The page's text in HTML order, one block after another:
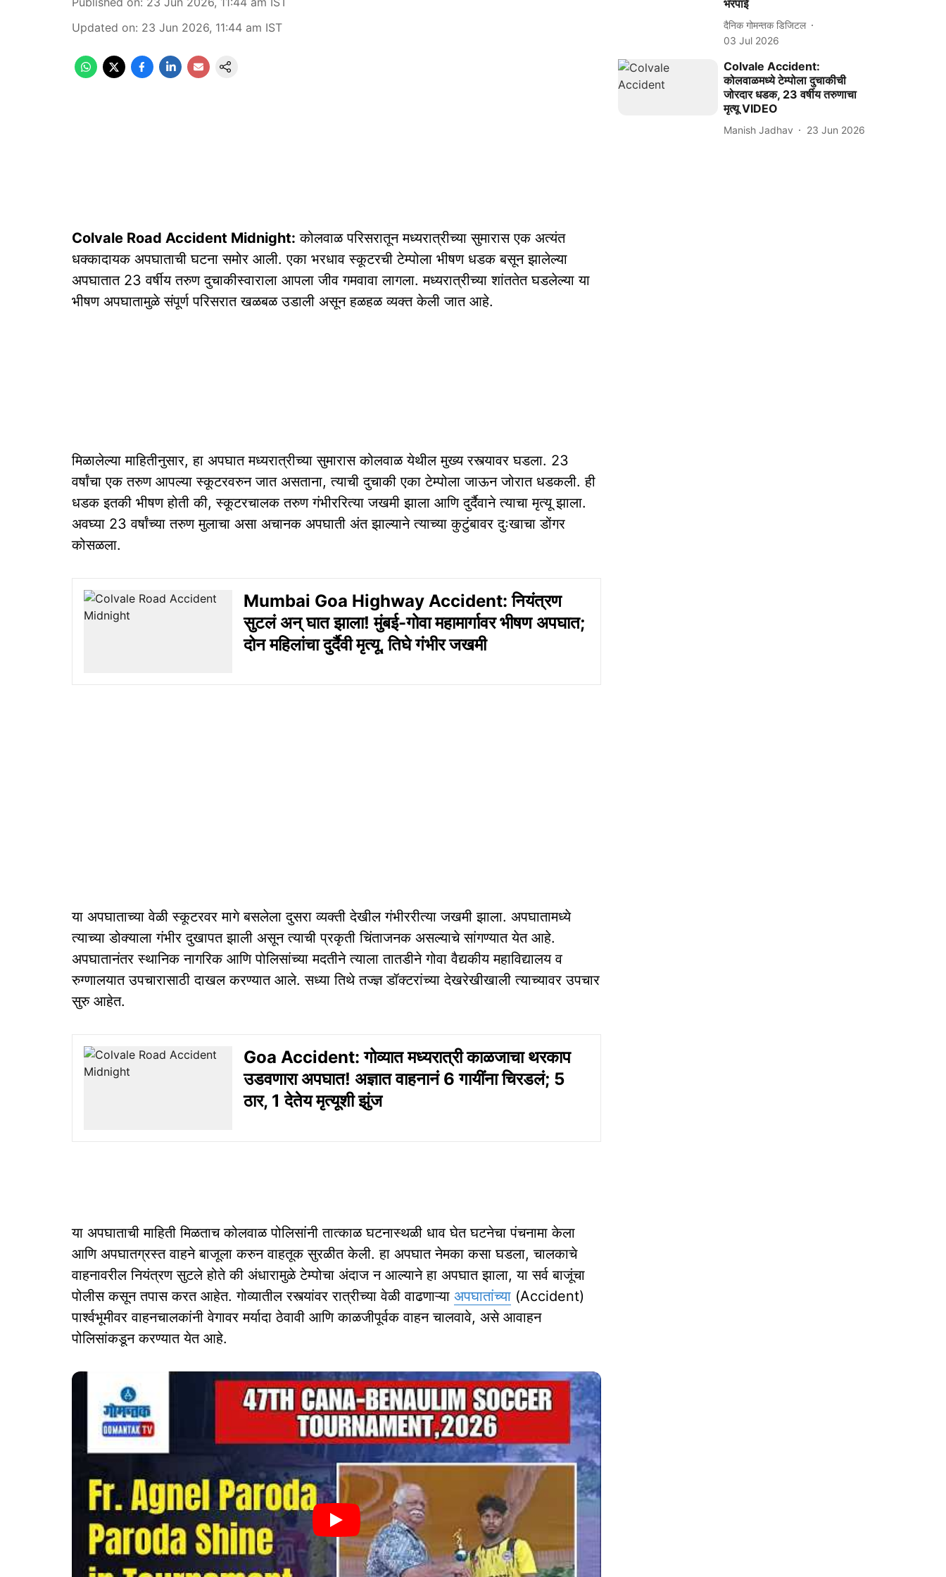
Updated on: 23 Jun 2026, 11:44 am IST
Colvale Road Accident Midnight: कोलवाळ परिसरातून मध्यरात्रीच्या सुमारास एक अत्यंत
धक्कादायक अपघाताची घटना समोर आली. एका भरधाव स्कूटरची टेम्पोला भीषण धडक बसून झालेल्या
अपघातात 23 वर्षीय तरुण दुचाकीस्वाराला आपला जीव गमवावा लागला. मध्यरात्रीच्या शांततेत घडलेल्या या
भीषण अपघातामुळे संपूर्ण परिसरात खळबळ उडाली असून हळहळ व्यक्त केली जात आहे.
मिळालेल्या माहितीनुसार, हा अपघात मध्यरात्रीच्या सुमारास कोलवाळ येथील मुख्य रस्त्यावर घडला. 23
वर्षांचा एक तरुण आपल्या स्कूटरवरुन जात असताना, त्याची दुचाकी एका टेम्पोला जाऊन जोरात धडकली. ही
धडक इतकी भीषण होती की, स्कूटरचालक तरुण गंभीररित्या जखमी झाला आणि दुर्दैवाने त्याचा मृत्यू झाला.
अवघ्या 23 वर्षांच्या तरुण मुलाचा असा अचानक अपघाती अंत झाल्याने त्याच्या कुटुंबावर दुःखाचा डोंगर
कोसळला.
Mumbai Goa Highway Accident: नियंत्रण
सुटलं अन् घात झाला! मुंबई-गोवा महामार्गावर भीषण अपघात;
दोन महिलांचा दुर्दैवी मृत्यू, तिघे गंभीर जखमी
या अपघाताच्या वेळी स्कूटरवर मागे बसलेला दुसरा व्यक्ती देखील गंभीररीत्या जखमी झाला. अपघातामध्ये
त्याच्या डोक्याला गंभीर दुखापत झाली असून त्याची प्रकृती चिंताजनक असल्याचे सांगण्यात येत आहे.
अपघातानंतर स्थानिक नागरिक आणि पोलिसांच्या मदतीने त्याला तातडीने गोवा वैद्यकीय महाविद्यालय व
रुग्णालयात उपचारासाठी दाखल करण्यात आले. सध्या तिथे तज्ज्ञ डॉक्टरांच्या देखरेखीखाली त्याच्यावर उपचार
सुरु आहेत.
Goa Accident: गोव्यात मध्यरात्री काळजाचा थरकाप
उडवणारा अपघात! अज्ञात वाहनानं 6 गायींना चिरडलं; 5
ठार, 1 देतेय मृत्यूशी झुंज
या अपघाताची माहिती मिळताच कोलवाळ पोलिसांनी तात्काळ घटनास्थळी धाव घेत घटनेचा पंचनामा केला
आणि अपघातग्रस्त वाहने बाजूला करुन वाहतूक सुरळीत केली. हा अपघात नेमका कसा घडला, चालकाचे
वाहनावरील नियंत्रण सुटले होते की अंधारामुळे टेम्पोचा अंदाज न आल्याने हा अपघात झाला, या सर्व बाजूंचा
पोलीस कसून तपास करत आहेत. गोव्यातील रस्त्यांवर रात्रीच्या वेळी वाढणाऱ्या अपघातांच्या (Accident)
पार्श्वभूमीवर वाहनचालकांनी वेगावर मर्यादा ठेवावी आणि काळजीपूर्वक वाहन चालवावे, असे आवाहन
पोलिसांकडून करण्यात येत आहे.
भरपाई
दैनिक गोमन्तक डिजिटल
03 Jul 2026
Colvale Accident:
कोलवाळमध्ये टेम्पोला दुचाकीची
जोरदार धडक, 23 वर्षीय तरुणाचा
मृत्यू VIDEO
Manish Jadhav 23 Jun 2026